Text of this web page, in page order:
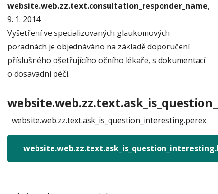
website.web.zz.text.consultation_responder_name,
9. 1. 2014
Vyšetření ve specializovaných glaukomových
poradnách je objednáváno na základě doporučení
příslušného ošetřujícího očního lékaře, s dokumentací
o dosavadní péči.
website.web.zz.text.ask_is_question_interesting.perex